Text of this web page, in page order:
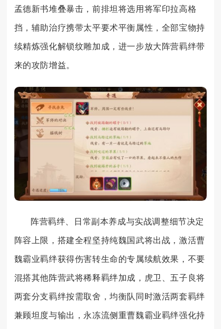
孟德新书堆叠暴击，前排坦将选用将军印拉高格
挡，辅助治疗携带太平要术平衡属性，全部宝物持
续精炼强化解锁纹雕加成，进一步放大阵营羁绊带
来的攻防增益。
阵营羁绊、日常副本养成与实战调整细节决定
阵容上限，搭建全程坚持纯魏国武将出战，激活曹
魏霸业羁绊获得伤害转生命的专属续航效果，不要
混搭其他阵营武将稀释羁绊加成，虎卫、五子良将
两套分支羁绊按需取舍，均衡队同时激活两套羁绊
兼顾坦度与输出，永冻流侧重曹魏霸业羁绊强化持